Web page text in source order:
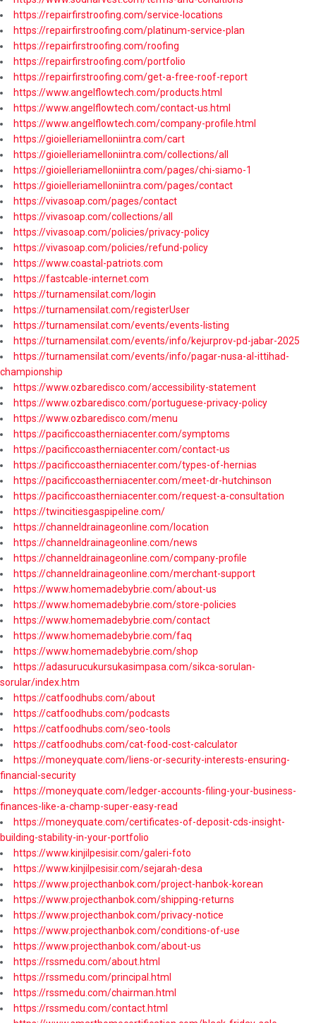
https://repairfirstroofing.com/service-locations
https://repairfirstroofing.com/platinum-service-plan
https://repairfirstroofing.com/roofing
https://repairfirstroofing.com/portfolio
https://repairfirstroofing.com/get-a-free-roof-report
https://www.angelflowtech.com/products.html
https://www.angelflowtech.com/contact-us.html
https://www.angelflowtech.com/company-profile.html
https://gioielleriamelloniintra.com/cart
https://gioielleriamelloniintra.com/collections/all
https://gioielleriamelloniintra.com/pages/chi-siamo-1
https://gioielleriamelloniintra.com/pages/contact
https://vivasoap.com/pages/contact
https://vivasoap.com/collections/all
https://vivasoap.com/policies/privacy-policy
https://vivasoap.com/policies/refund-policy
https://www.coastal-patriots.com
https://fastcable-internet.com
https://turnamensilat.com/login
https://turnamensilat.com/registerUser
https://turnamensilat.com/events/events-listing
https://turnamensilat.com/events/info/kejurprov-pd-jabar-2025
https://turnamensilat.com/events/info/pagar-nusa-al-ittihad-
championship
https://www.ozbaredisco.com/accessibility-statement
https://www.ozbaredisco.com/portuguese-privacy-policy
https://www.ozbaredisco.com/menu
https://pacificcoastherniacenter.com/symptoms
https://pacificcoastherniacenter.com/contact-us
https://pacificcoastherniacenter.com/types-of-hernias
https://pacificcoastherniacenter.com/meet-dr-hutchinson
https://pacificcoastherniacenter.com/request-a-consultation
https://twincitiesgaspipeline.com/
https://channeldrainageonline.com/location
https://channeldrainageonline.com/news
https://channeldrainageonline.com/company-profile
https://channeldrainageonline.com/merchant-support
https://www.homemadebybrie.com/about-us
https://www.homemadebybrie.com/store-policies
https://www.homemadebybrie.com/contact
https://www.homemadebybrie.com/faq
https://www.homemadebybrie.com/shop
https://adasurucukursukasimpasa.com/sikca-sorulan-
sorular/index.htm
https://catfoodhubs.com/about
https://catfoodhubs.com/podcasts
https://catfoodhubs.com/seo-tools
https://catfoodhubs.com/cat-food-cost-calculator
https://moneyquate.com/liens-or-security-interests-ensuring-
financial-security
https://moneyquate.com/ledger-accounts-filing-your-business-
finances-like-a-champ-super-easy-read
https://moneyquate.com/certificates-of-deposit-cds-insight-
building-stability-in-your-portfolio
https://www.kinjilpesisir.com/galeri-foto
https://www.kinjilpesisir.com/sejarah-desa
https://www.projecthanbok.com/project-hanbok-korean
https://www.projecthanbok.com/shipping-returns
https://www.projecthanbok.com/privacy-notice
https://www.projecthanbok.com/conditions-of-use
https://www.projecthanbok.com/about-us
https://rssmedu.com/about.html
https://rssmedu.com/principal.html
https://rssmedu.com/chairman.html
https://rssmedu.com/contact.html